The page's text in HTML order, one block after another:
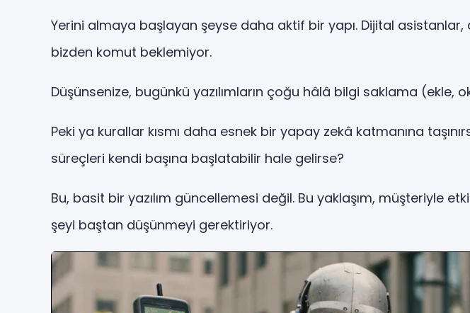
Yerini almaya başlayan şeyse daha aktif bir yapı. Dijital asistanlar,
bizden komut beklemiyor.
Düşünsenize, bugünkü yazılımların çoğu hâlâ bilgi saklama (ekle,
Peki ya kurallar kısmı daha esnek bir yapay zekâ katmanına
süreçleri kendi başına başlatabilir hale gelirse?
Bu, basit bir yazılım güncellemesi değil. Bu yaklaşım, müşteriyle
şeyi baştan düşünmeyi gerektiriyor.